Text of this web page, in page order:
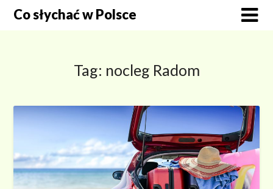
SkipCo słychać w Polsce
Tag: nocleg Radom